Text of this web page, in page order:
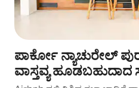
ಪಾರ್ಕೋ ನ್ಯಾಚುರೇಲ್
ವಾಸ್ತವ್ಯ ಹೂಡಬಹುದಾದ